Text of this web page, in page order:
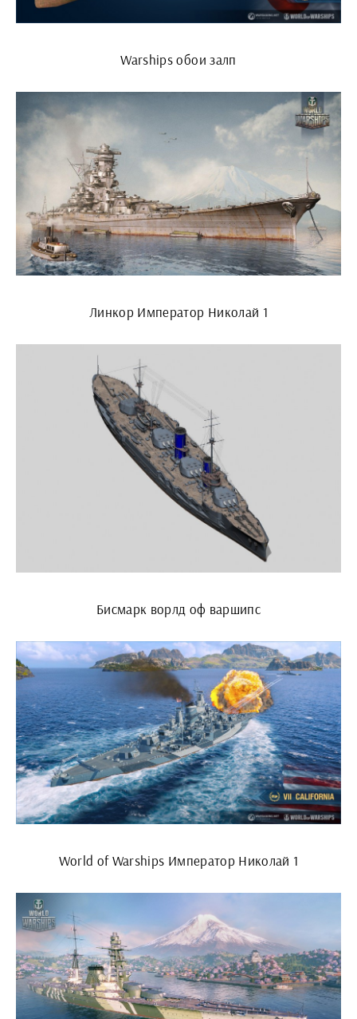
Warships обои залп
Линкор Император Николай 1
Бисмарк ворлд оф варшипс
World of Warships Император Николай 1